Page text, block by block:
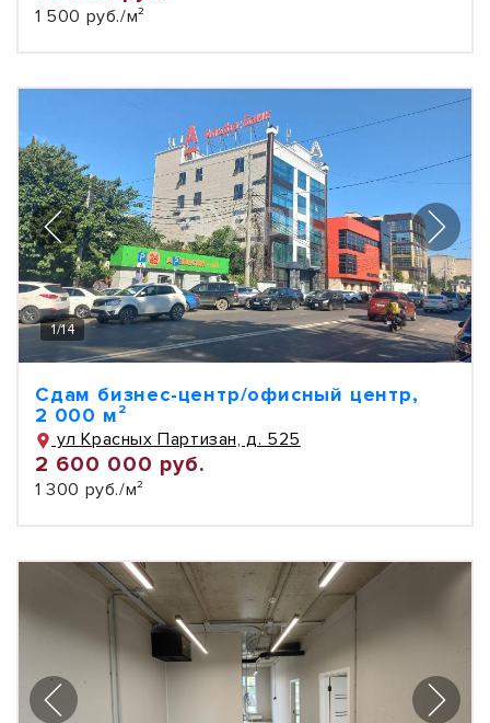
1 500 руб./м²
1/14
Сдам бизнес-центр/офисный центр,
2 000 м²
ул Красных Партизан, д. 525
2 600 000 руб.
1 300 руб./м²